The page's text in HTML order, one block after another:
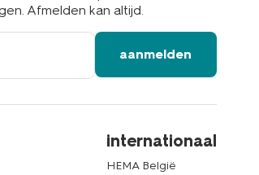
Afmelden kan altijd.
aanmelden
internationaal
HEMA België